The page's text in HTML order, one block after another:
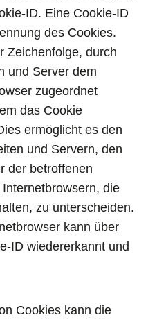
ID. Eine Cookie-ID
des Cookies.
Zeichenfolge, durch
und Server dem
zugeordnet
das Cookie
ermöglicht es den
und Servern, den
der betroffenen
die
zu unterscheiden.
kann über
ID wiedererkannt und
Cookies kann die